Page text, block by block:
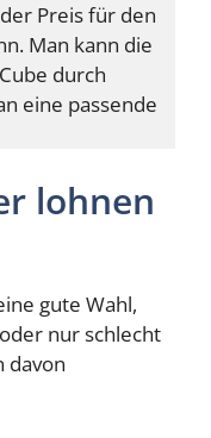
Preis für den
Man kann die
durch
eine passende
lohnen
gute Wahl,
nur schlecht
davon